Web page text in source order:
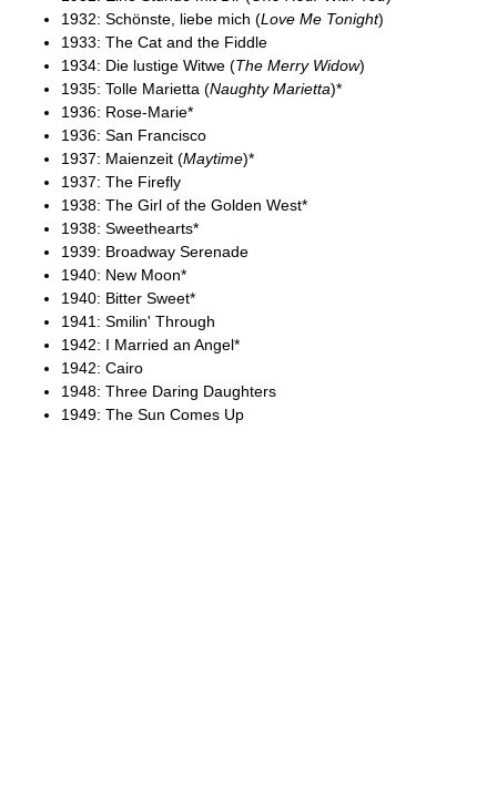
1932: Schönste, liebe mich (Love Me Tonight)
1933: The Cat and the Fiddle
1934: Die lustige Witwe (The Merry Widow)
1935: Tolle Marietta (Naughty Marietta)*
1936: Rose-Marie*
1936: San Francisco
1937: Maienzeit (Maytime)*
1937: The Firefly
1938: The Girl of the Golden West*
1938: Sweethearts*
1939: Broadway Serenade
1940: New Moon*
1940: Bitter Sweet*
1941: Smilin' Through
1942: I Married an Angel*
1942: Cairo
1948: Three Daring Daughters
1949: The Sun Comes Up